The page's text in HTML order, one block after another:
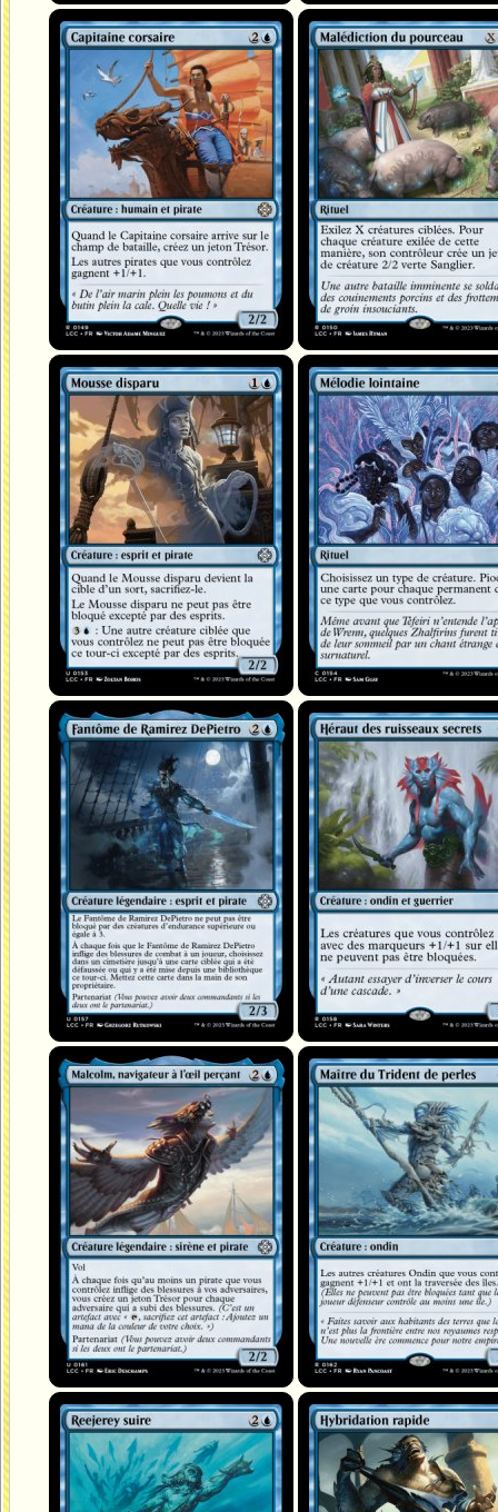
Capitaine corsaire Malédiction du pourceau
Mousse disparu Mélodie lointaine
Fantôme de Ramirez DePietro Héraut des ruisseaux secrets
Malcolm, navigateur à l'œil perçant Maître du Trident de perles
Reejerey suire Hybridation rapide